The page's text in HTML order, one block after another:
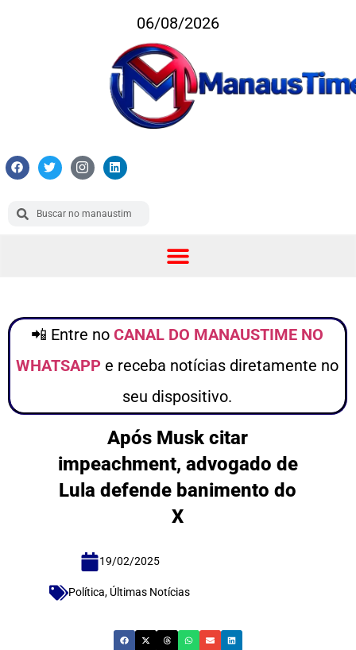
06/08/2026
📲 Entre no CANAL DO MANAUSTIME NO
WHATSAPP e receba notícias diretamente no
seu dispositivo.
Após Musk citar
impeachment, advogado de
Lula defende banimento do
X
19/02/2025
Política, Últimas Notícias